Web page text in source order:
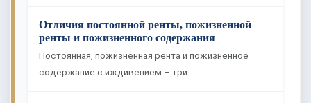
Отличия постоянной ренты, пожизненной
ренты и пожизненного содержания
Постоянная, пожизненная рента и пожизненное
содержание с иждивением – три …